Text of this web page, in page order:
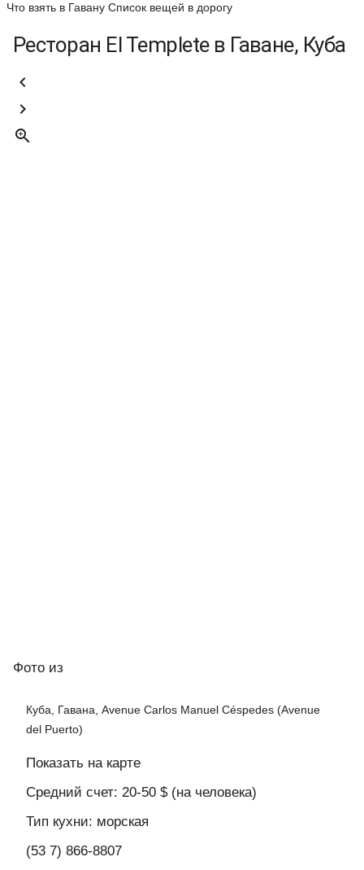
Что взять в Гавану Список вещей в дорогу
Ресторан El Templete в Гаване, Куба



Фото из
Куба, Гавана, Avenue Carlos Manuel Céspedes (Avenue
del Puerto)
Показать на карте
Средний счет: 20-50 $ (на человека)
Тип кухни: морская
(53 7) 866-8807